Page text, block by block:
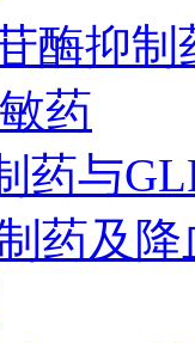
酶抑制
药
药与
药及